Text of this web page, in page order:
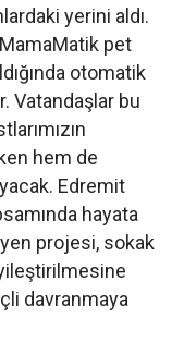
yerini aldı.
pet
otomatik
Vatandaşlar bu
hem de
Edremit
hayata
projesi, sokak
davranmaya